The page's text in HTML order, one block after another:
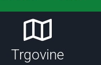
Trgovine